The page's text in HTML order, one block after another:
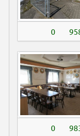
0
0